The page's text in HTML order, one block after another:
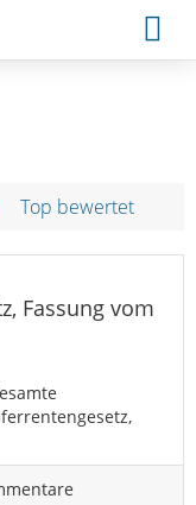
Top bewertet
Fassung vom